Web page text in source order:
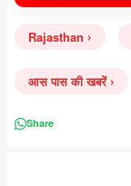
Rajasthan
आस पास की खबरें
Share